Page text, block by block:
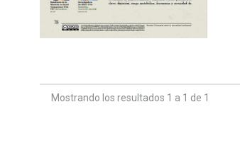
Mostrando los resultados 1 a 1 de 1